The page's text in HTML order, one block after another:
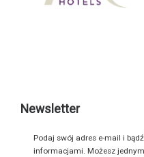
Newsletter
Podaj swój adres e-mail i
informacjami. Możesz